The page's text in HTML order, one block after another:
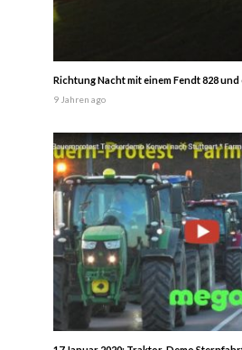
Richtung Nacht mit einem Fendt 828
9 Jahren ago